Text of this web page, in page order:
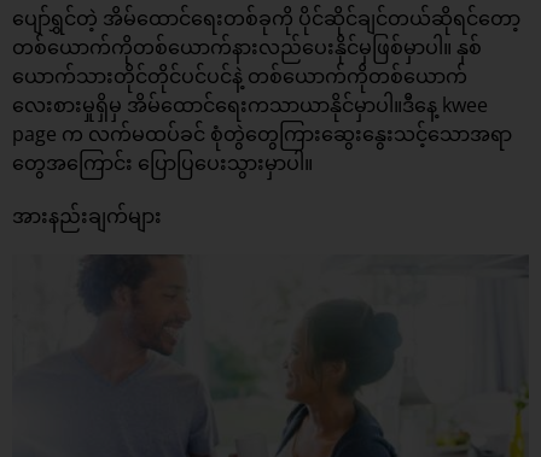
ပျော်ရွှင်တဲ့ အိမ်ထောင်ရေးတစ်ခုကို ပိုင်ဆိုင်ချင်တယ်ဆိုရင်တော့
တစ်ယောက်ကိုတစ်ယောက်နားလည်ပေးနိုင်မှဖြစ်မှာပါ။ နှစ်
ယောက်သားတိုင်တိုင်ပင်ပင်နဲ့ တစ်ယောက်ကိုတစ်ယောက်
လေးစားမှုရှိမှ အိမ်ထောင်ရေးကသာယာနိုင်မှာပါ။ဒီနေ့ kwee
page က လက်မထပ်ခင် စုံတွဲတွေကြားဆွေးနွေးသင့်သောအရာ
တွေအကြောင်း ပြောပြပေးသွားမှာပါ။
အားနည်းချက်များ